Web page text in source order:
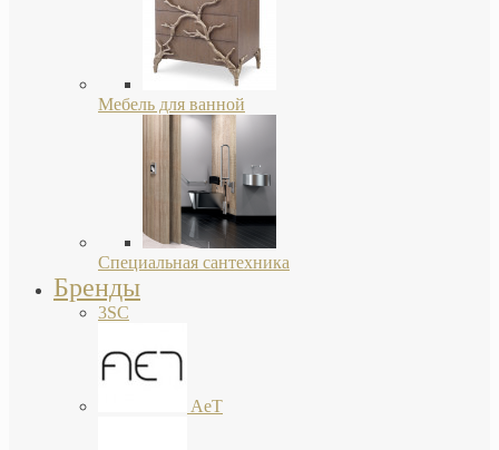
Мебель для ванной
Специальная сантехника
Бренды
3SC
AeT